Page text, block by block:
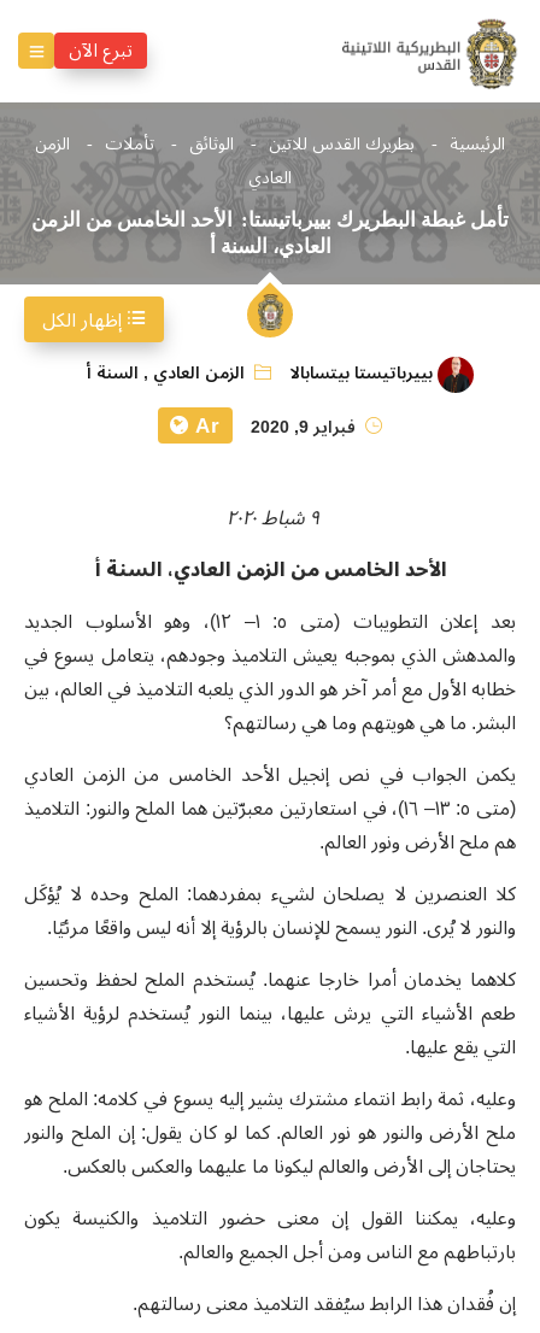
تبرع الآن
الرئيسية بطريرك القدس للاتين الوثائق تأملات
الزمن
العادي
تأمل غبطة البطريرك بييرباتيستا: الأحد الخامس من الزمن
العادي، السنة أ
بييرباتيستا بيتسابالا الزمن العادي , السنة أ
فبراير 9, 2020
Ar
٩ شباط ٢٠٢٠
الأحد الخامس من الزمن العادي، السنة أ
بعد إعلان التطويبات (متى ٥: ١– ١٢)، وهو الأسلوب الجديد
والمدهش الذي بموجبه يعيش التلاميذ وجودهم، يتعامل يسوع في
خطابه الأول مع أمر آخر هو الدور الذي يلعبه التلاميذ في العالم، بين
البشر. ما هي هويتهم وما هي رسالتهم؟
يكمن الجواب في نص إنجيل الأحد الخامس من الزمن العادي
(متى ٥: ١٣– ١٦)، في استعارتين معبرّتين هما الملح والنور: التلاميذ
هم ملح الأرض ونور العالم.
كلا العنصرين لا يصلحان لشيء بمفردهما: الملح وحده لا يُؤكَل
والنور لا يُرى. النور يسمح للإنسان بالرؤية إلا أنه ليس واقعًا مرئيًا.
كلاهما يخدمان أمرا خارجا عنهما. يُستخدم الملح لحفظ وتحسين
طعم الأشياء التي يرش عليها، بينما النور يُستخدم لرؤية الأشياء
التي يقع عليها.
وعليه، ثمة رابط انتماء مشترك يشير إليه يسوع في كلامه: الملح هو
ملح الأرض والنور هو نور العالم. كما لو كان يقول: إن الملح والنور
يحتاجان إلى الأرض والعالم ليكونا ما عليهما والعكس بالعكس.
وعليه، يمكننا القول إن معنى حضور التلاميذ والكنيسة يكون
بارتباطهم مع الناس ومن أجل الجميع والعالم.
إن فُقدان هذا الرابط سيُفقد التلاميذ معنى رسالتهم.
إظهار الكل